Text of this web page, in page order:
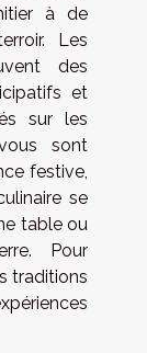
à de
Les
des
et
sur les
sont
festive,
se
table ou
Pour
traditions